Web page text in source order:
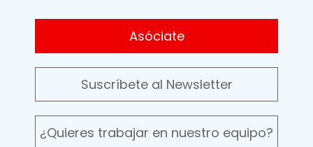
Asóciate
Suscríbete al Newsletter
¿Quieres trabajar en nuestro equipo?